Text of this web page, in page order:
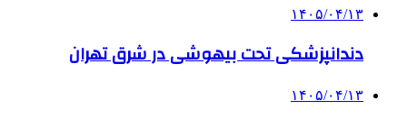
۱۴۰۵/۰۴/۱۳
دندانپزشکی تحت بیهوشی در شرق تهران
۱۴۰۵/۰۴/۱۳